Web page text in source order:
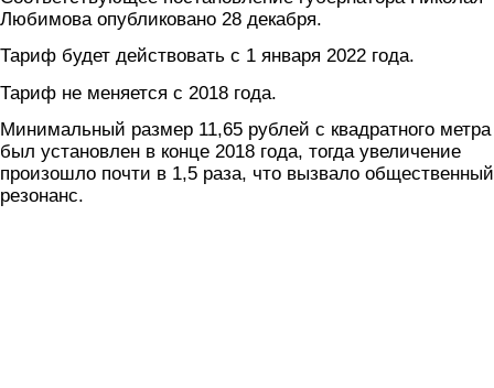
Любимова опубликовано 28 декабря.
Тариф будет действовать с 1 января 2022 года.
Тариф не меняется с 2018 года.
Минимальный размер 11,65 рублей с квадратного метра
был установлен в конце 2018 года, тогда увеличение
произошло почти в 1,5 раза, что вызвало общественный
резонанс.